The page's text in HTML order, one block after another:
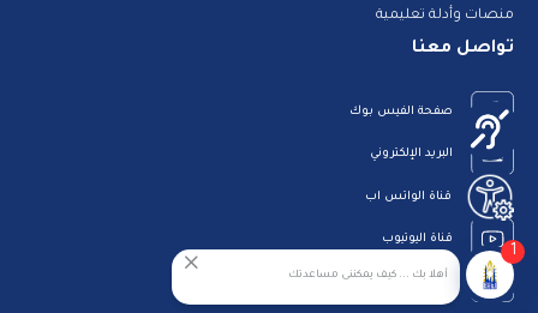
منصات وأدلة تعليمية
تواصل معنا
صفحة الفيس بوك
البريد الإلكتروني
قناة الواتس اب
قناة اليوتيوب
23909123
أهلا بك ... كيف يمكننى مساعدتك
1